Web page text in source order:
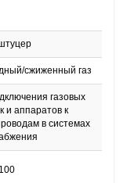
сжиженный газ
газовых
и аппаратов к
в системах